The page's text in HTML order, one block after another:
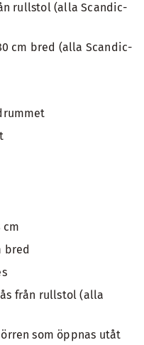
rullstol (alla Scandic-
cm bred (alla Scandic-
cm
bred
från rullstol (alla
som öppnas utåt